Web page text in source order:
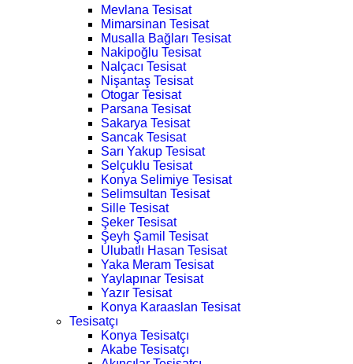
Mevlana Tesisat
Mimarsinan Tesisat
Musalla Bağları Tesisat
Nakipoğlu Tesisat
Nalçacı Tesisat
Nişantaş Tesisat
Otogar Tesisat
Parsana Tesisat
Sakarya Tesisat
Sancak Tesisat
Sarı Yakup Tesisat
Selçuklu Tesisat
Konya Selimiye Tesisat
Selimsultan Tesisat
Sille Tesisat
Şeker Tesisat
Şeyh Şamil Tesisat
Ulubatlı Hasan Tesisat
Yaka Meram Tesisat
Yaylapınar Tesisat
Yazır Tesisat
Konya Karaaslan Tesisat
Tesisatçı
Konya Tesisatçı
Akabe Tesisatçı